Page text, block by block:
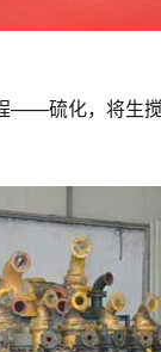
——硫化，将生